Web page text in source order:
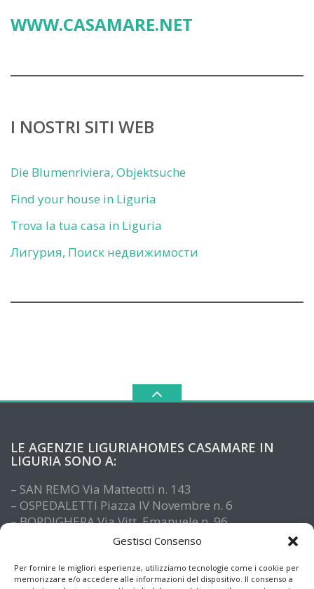
Gestisci Consenso
Per fornire le migliori esperienze, utilizziamo tecnologie come i cookie per
memorizzare e/o accedere alle informazioni del dispositivo. Il consenso a
WWW.CASAMARE.NET
I NOSTRI SITI WEB
Die Blumenriviera, Objektsuche
Find your house in Liguria
Trova la tua casa in Liguria
Лигурия, Поиск недвижимости
LE AGENZIE LIGURIAHOMES CASAMARE IN
LIGURIA SONO A:
– SAN REMO Via Matteotti n. 143
– OSPEDALETTI Piazza IV Novembre n. 6
– BORDIGHERA Via Vitt. Emanuele n. 96
– IMPERIA Piazza De Amicis n. 15
– ALASSIO Via XX Settembre n. 61